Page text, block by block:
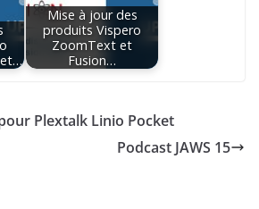
et…
Mise à jour des
produits Vispero
ZoomText et
Fusion…
Plextalk Linio Pocket
Podcast JAWS 15